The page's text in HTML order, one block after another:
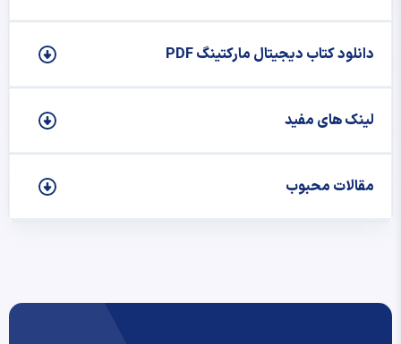
دانلود کتاب دیجیتال مارکتینگ PDF
لینک های مفید
مقالات محبوب